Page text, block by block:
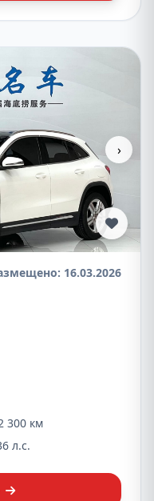
›
16.03.2026
300 км
л.с.